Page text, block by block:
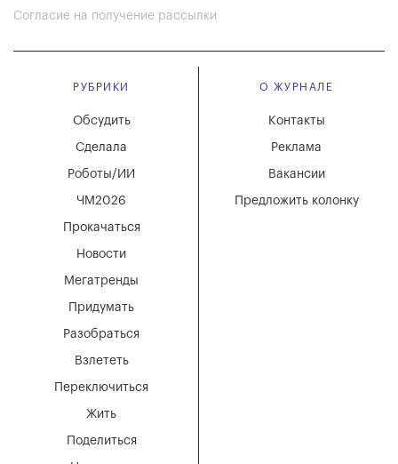
Согласие на получение рассылки
РУБРИКИ
Мегатренды
Придумать
Разобраться
Взлететь
Новости
Переключиться
Жить
Поделиться
Обсудить
Сделала
Роботы/ИИ
ЧМ2026
Прокачаться
О ЖУРНАЛЕ
Вакансии
Реклама
Контакты
Предложить колонку